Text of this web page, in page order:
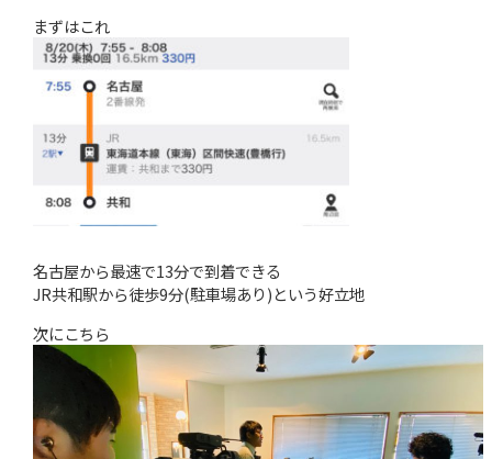
まずはこれ
名古屋から最速で13分で到着できる
JR共和駅から徒歩9分(駐車場あり)という好立地
次にこちら